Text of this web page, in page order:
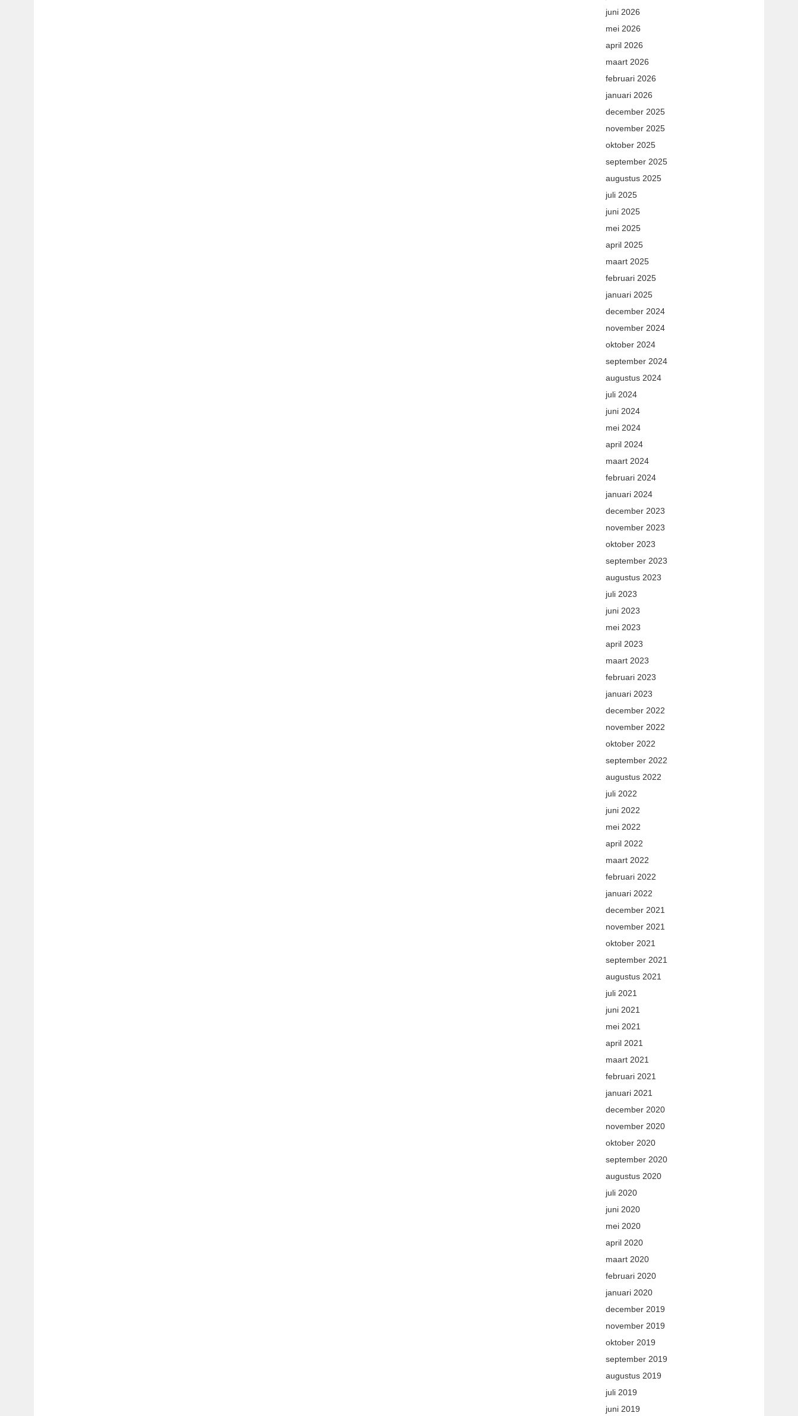
juni 2026
mei 2026
april 2026
maart 2026
februari 2026
januari 2026
december 2025
november 2025
oktober 2025
september 2025
augustus 2025
juli 2025
juni 2025
mei 2025
april 2025
maart 2025
februari 2025
januari 2025
december 2024
november 2024
oktober 2024
september 2024
augustus 2024
juli 2024
juni 2024
mei 2024
april 2024
maart 2024
februari 2024
januari 2024
december 2023
november 2023
oktober 2023
september 2023
augustus 2023
juli 2023
juni 2023
mei 2023
april 2023
maart 2023
februari 2023
januari 2023
december 2022
november 2022
oktober 2022
september 2022
augustus 2022
juli 2022
juni 2022
mei 2022
april 2022
maart 2022
februari 2022
januari 2022
december 2021
november 2021
oktober 2021
september 2021
augustus 2021
juli 2021
juni 2021
mei 2021
april 2021
maart 2021
februari 2021
januari 2021
december 2020
november 2020
oktober 2020
september 2020
augustus 2020
juli 2020
juni 2020
mei 2020
april 2020
maart 2020
februari 2020
januari 2020
december 2019
november 2019
oktober 2019
september 2019
augustus 2019
juli 2019
juni 2019